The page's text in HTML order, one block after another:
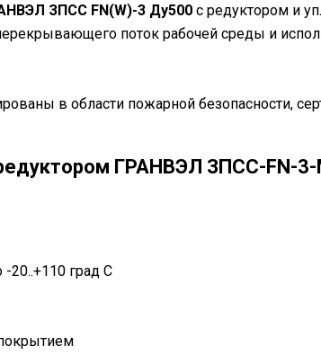
ЗПСС FN(W)-3 Ду500 с редуктором и
поток рабочей среды и
в области пожарной безопасности,
ГРАНВЭЛ ЗПСС-FN-3-
-20..+110 град С